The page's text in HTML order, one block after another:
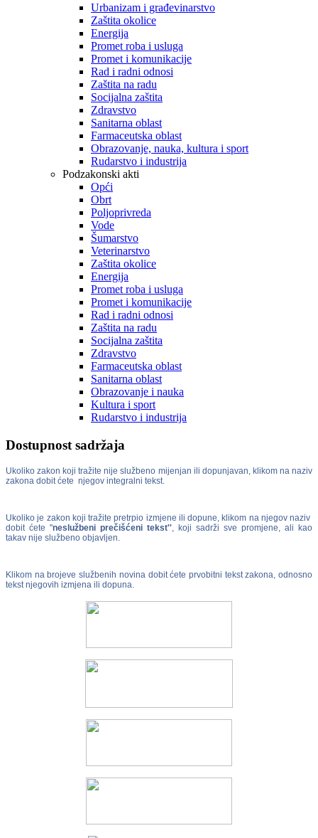
Urbanizam i građevinarstvo
Zaštita okolice
Energija
Promet roba i usluga
Promet i komunikacije
Rad i radni odnosi
Zaštita na radu
Socijalna zaštita
Zdravstvo
Sanitarna oblast
Farmaceutska oblast
Obrazovanje, nauka, kultura i sport
Rudarstvo i industrija
Podzakonski akti
Opći
Obrt
Poljoprivreda
Vode
Šumarstvo
Veterinarstvo
Zaštita okolice
Energija
Promet roba i usluga
Promet i komunikacije
Rad i radni odnosi
Zaštita na radu
Socijalna zaštita
Zdravstvo
Farmaceutska oblast
Sanitarna oblast
Obrazovanje i nauka
Kultura i sport
Rudarstvo i industrija
Dostupnost sadržaja
Ukoliko zakon koji tražite nije službeno mijenjan ili dopunjavan, klikom na naziv
zakona dobit ćete njegov integralni tekst.
Ukoliko je zakon koji tražite pretrpio izmjene ili dopune, klikom na njegov naziv
dobit ćete ''neslužbeni prečišćeni tekst'', koji sadrži sve promjene, ali kao
takav nije službeno objavljen.
Klikom na brojeve službenih novina dobit ćete prvobitni tekst zakona, odnosno
tekst njegovih izmjena ili dopuna.